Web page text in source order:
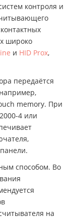
контроля и
широко
и HID Prox,
передаётся
memory. При
4 или
способом. Во
на